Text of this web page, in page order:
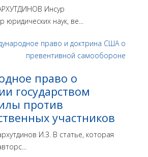
Инсур
юридических наук, ве...
право о
государством
против
участников
И.З. В статье, которая